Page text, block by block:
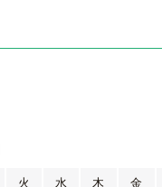
火 水 木 金